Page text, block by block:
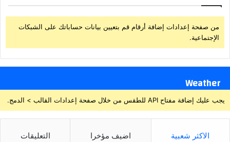
من صفحة إعدادات إضافة أرقام قم بتعيين بيانات حساباتك على الشبكات
الإجتماعية.
Weather
يجب عليك إضافة مفتاح API للطقس من خلال صفحة إعدادات القالب > الدمج.
الاكثر شعبية اضيف مؤخرا التعليقات